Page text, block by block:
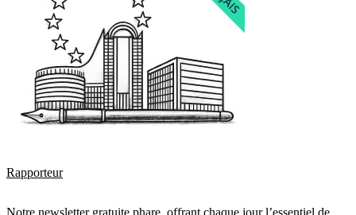
Rapporteur
Notre newsletter gratuite phare, offrant chaque jour l’essentiel de